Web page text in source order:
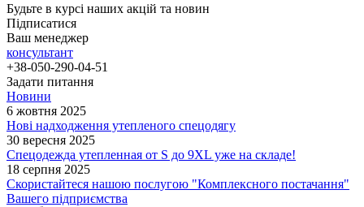
Будьте в курсі наших акцій та новин
Підписатися
Ваш менеджер
консультант
+38-050-290-04-51
Задати питання
Новини
6 жовтня 2025
Нові надходження утепленого спецодягу
30 вересня 2025
Спецодежда утепленная от S до 9XL уже на складе!
18 серпня 2025
Скористайтеся нашою послугою "Комплексного постачання"
Вашего підприємства